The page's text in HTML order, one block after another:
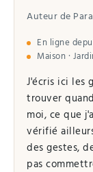
Auteur de
En ligne
Maison ·
J'écris ici les
trouver
moi, ce que
vérifié
des gestes,
pas